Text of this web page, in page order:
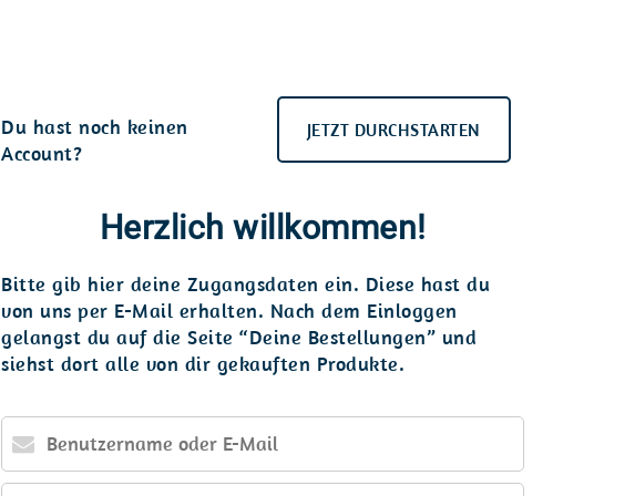
Du hast noch keinen
Account?
JETZT DURCHSTARTEN
Herzlich willkommen!
Bitte gib hier deine Zugangsdaten ein. Diese hast du
von uns per E-Mail erhalten. Nach dem Einloggen
gelangst du auf die Seite “Deine Bestellungen” und
siehst dort alle von dir gekauften Produkte.
Benutzername
oder
E-